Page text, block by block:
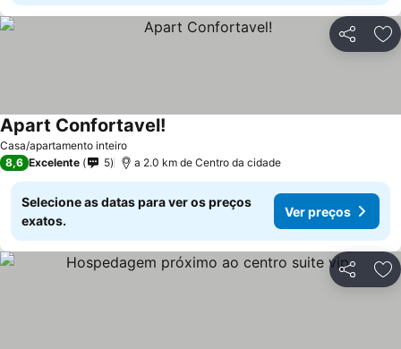
Partilhar
Casa/apartamento inteiro
Apart Confortavel!
8,6 Excelente 5 a 2.0 km de Centro da cidade
Selecione as datas para ver os preços
exatos.
Ver preços
Partilhar